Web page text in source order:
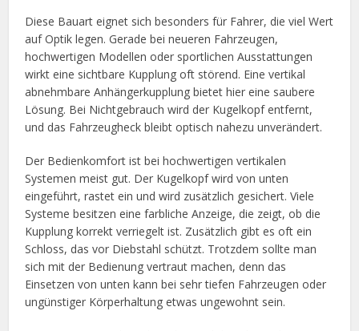
Diese Bauart eignet sich besonders für Fahrer, die viel Wert
auf Optik legen. Gerade bei neueren Fahrzeugen,
hochwertigen Modellen oder sportlichen Ausstattungen
wirkt eine sichtbare Kupplung oft störend. Eine vertikal
abnehmbare Anhängerkupplung bietet hier eine saubere
Lösung. Bei Nichtgebrauch wird der Kugelkopf entfernt,
und das Fahrzeugheck bleibt optisch nahezu unverändert.
Der Bedienkomfort ist bei hochwertigen vertikalen
Systemen meist gut. Der Kugelkopf wird von unten
eingeführt, rastet ein und wird zusätzlich gesichert. Viele
Systeme besitzen eine farbliche Anzeige, die zeigt, ob die
Kupplung korrekt verriegelt ist. Zusätzlich gibt es oft ein
Schloss, das vor Diebstahl schützt. Trotzdem sollte man
sich mit der Bedienung vertraut machen, denn das
Einsetzen von unten kann bei sehr tiefen Fahrzeugen oder
ungünstiger Körperhaltung etwas ungewohnt sein.